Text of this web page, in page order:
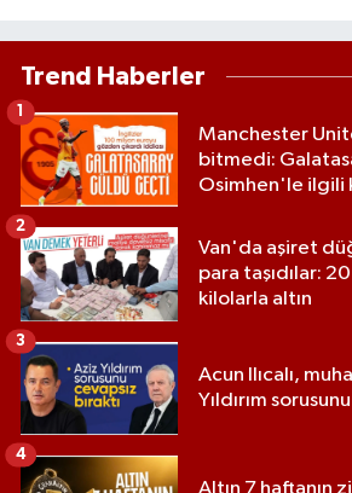
Trend Haberler
Manchester
bitmedi:
Osimhen'le ilgili
Van'da aşiret
para taşıdılar:
kilolarla altın
2
Acun Ilıcalı,
Yıldırım
3
Altın 7 haftanın
4